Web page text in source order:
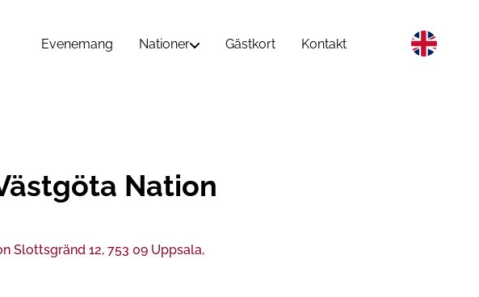
Evenemang Nationer Gästkort Kontakt
Nation
Slottsgränd 12, 753 09 Uppsala,